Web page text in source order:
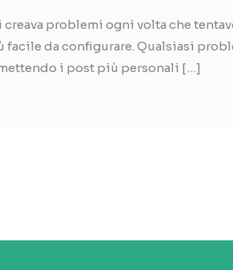
creava problemi ogni volta che
da configurare. Qualsiasi
i post più personali […]